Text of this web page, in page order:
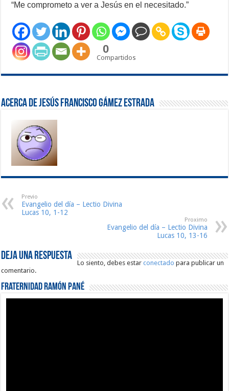
“Me comprometo a ver a Jesús en el necesitado.”
0
Compartidos
Acerca de Jesús Francisco Gámez Estrada
Previo
Evangelio del día – Lectio Divina
Lucas 10, 1-12
Proximo
Evangelio del día – Lectio Divina
Lucas 10, 13-16
Deja una respuesta
Lo siento, debes estarconectado para publicar un
comentario.
Fraternidad Ramón Pané